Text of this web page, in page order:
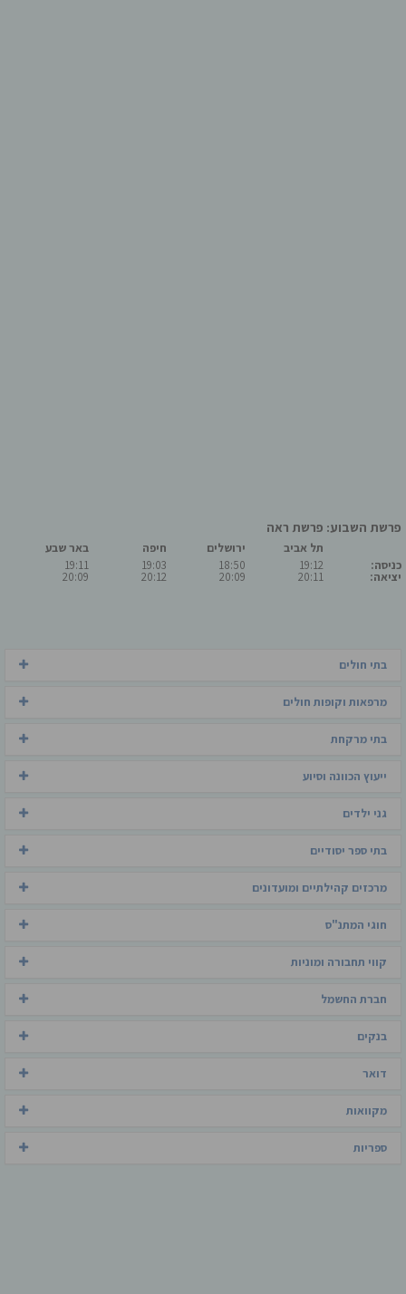
פרשת השבוע: פרשת ראה
כניסה:
יציאה:
תל אביב
19:12
20:11
ירושלים
18:50
20:09
חיפה
19:03
20:12
באר שבע
19:11
20:09
בתי חולים
מרפאות וקופות חולים
בתי מרקחת
ייעוץ הכוונה וסיוע
גני ילדים
בתי ספר יסודיים
מרכזים קהילתיים ומועדונים
חוגי המתנ"ס
קווי תחבורה ומוניות
חברת החשמל
בנקים
דואר
מקוואות
ספריות